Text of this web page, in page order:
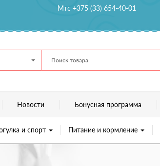
Мтс +375 (33) 654-40-01
Новости Бонусная программа
и спорт Питание и кормление